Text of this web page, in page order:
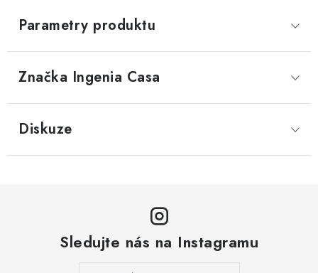
Parametry produktu
Značka Ingenia Casa
Diskuze
Sledujte nás na Instagramu